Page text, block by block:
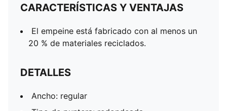
CARACTERÍSTICAS Y VENTAJAS
El empeine está fabricado con al menos un
20 % de materiales reciclados.
DETALLES
Ancho: regular